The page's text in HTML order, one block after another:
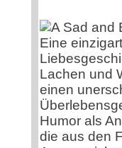
Eine
Lachen und
einen
Humor als
die aus den